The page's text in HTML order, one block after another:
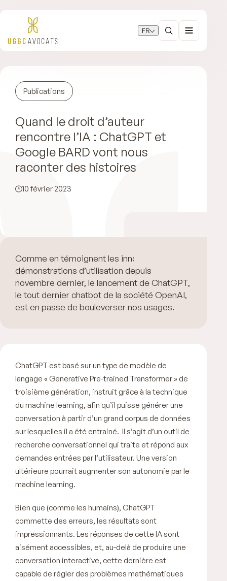
FR
Publications
Quand le droit d’auteur
rencontre l’IA : ChatGPT et
Google BARD vont nous
raconter des histoires
10 février 2023
Comme en témoignent les innombrables
démonstrations d’utilisation depuis
novembre dernier, le lancement de ChatGPT,
le tout dernier chatbot de la société OpenAI,
est en passe de bouleverser nos usages.
ChatGPT est basé sur un type de modèle de
langage « Generative Pre-trained Transformer » de
troisième génération, instruit grâce à la technique
du machine learning, afin qu’il puisse générer une
conversation à partir d’un grand corpus de données
sur lesquelles il a été entrainé. Il s’agit d’un outil de
recherche conversationnel qui traite et répond aux
demandes entrées par l’utilisateur. Une version
ultérieure pourrait augmenter son autonomie par le
machine learning.
Bien que (comme les humains), ChatGPT
commette des erreurs, les résultats sont
impressionnants. Les réponses de cette IA sont
aisément accessibles, et, au-delà de produire une
conversation interactive, cette dernière est
capable de régler des problèmes mathématiques